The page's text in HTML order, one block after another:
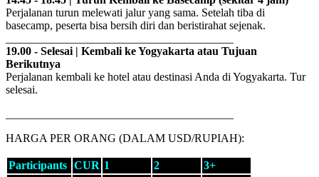
Perjalanan turun melewati jalur yang sama. Setelah tiba di
basecamp, peserta bisa bersih diri dan beristirahat sejenak.
19.00 - Selesai | Kembali ke Yogyakarta atau Tujuan
Berikutnya
Perjalanan kembali ke hotel atau destinasi Anda di Yogyakarta. Tur
selesai.
HARGA PER ORANG (DALAM USD/RUPIAH):
Participants CUR 1 2
3+